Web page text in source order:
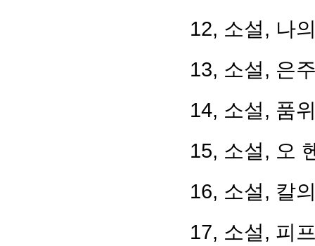
12, 소설, 나
13, 소설, 은
14, 소설, 품
15, 소설, 오
16, 소설, 칼
17, 소설, 피